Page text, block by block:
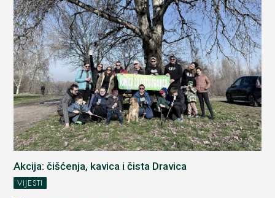
Akcija: čišćenja, kavica i čista Dravica
VIJESTI